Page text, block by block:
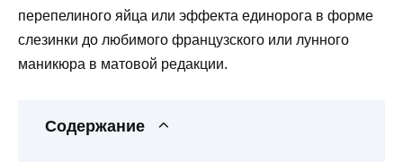
перепелиного яйца или эффекта единорога в форме
слезинки до любимого французского или лунного
маникюра в матовой редакции.
Содержание